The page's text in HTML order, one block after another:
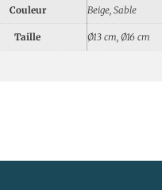
Couleur Beige, Sable
Taille Ø13 cm, Ø16 cm